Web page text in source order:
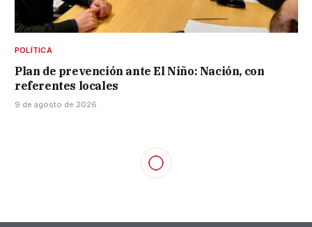
POLÍTICA
Plan de prevención ante El Niño: Nación, con
referentes locales
9 de agosto de 2026